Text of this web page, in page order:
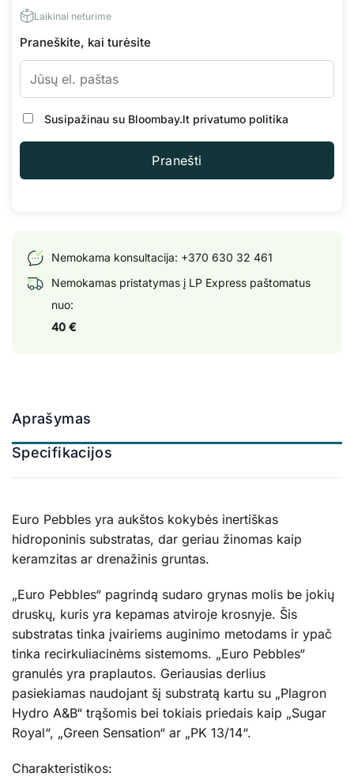
Laikinai neturime
Praneškite, kai turėsite
Susipažinau su Bloombay.lt privatumo politika
Pranešti
Nemokama konsultacija: +370 630 32 461
Nemokamas pristatymas į LP Express paštomatus
nuo:
40 €
Aprašymas
Specifikacijos
Euro Pebbles yra aukštos kokybės inertiškas
hidroponinis substratas, dar geriau žinomas kaip
keramzitas ar drenažinis gruntas.
„Euro Pebbles“ pagrindą sudaro grynas molis be jokių
druskų, kuris yra kepamas atviroje krosnyje. Šis
substratas tinka įvairiems auginimo metodams ir ypač
tinka recirkuliacinėms sistemoms. „Euro Pebbles“
granulės yra praplautos. Geriausias derlius
pasiekiamas naudojant šį substratą kartu su „Plagron
Hydro A&B“ trąšomis bei tokiais priedais kaip „Sugar
Royal“, „Green Sensation“ ar „PK 13/14“.
Charakteristikos: